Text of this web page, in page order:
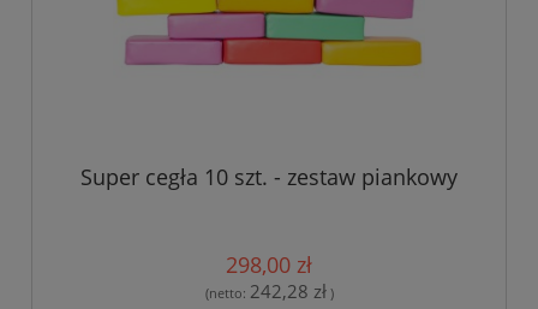
Super cegła 10 szt. - zestaw piankowy
298,00 zł
(netto: 242,28 zł)